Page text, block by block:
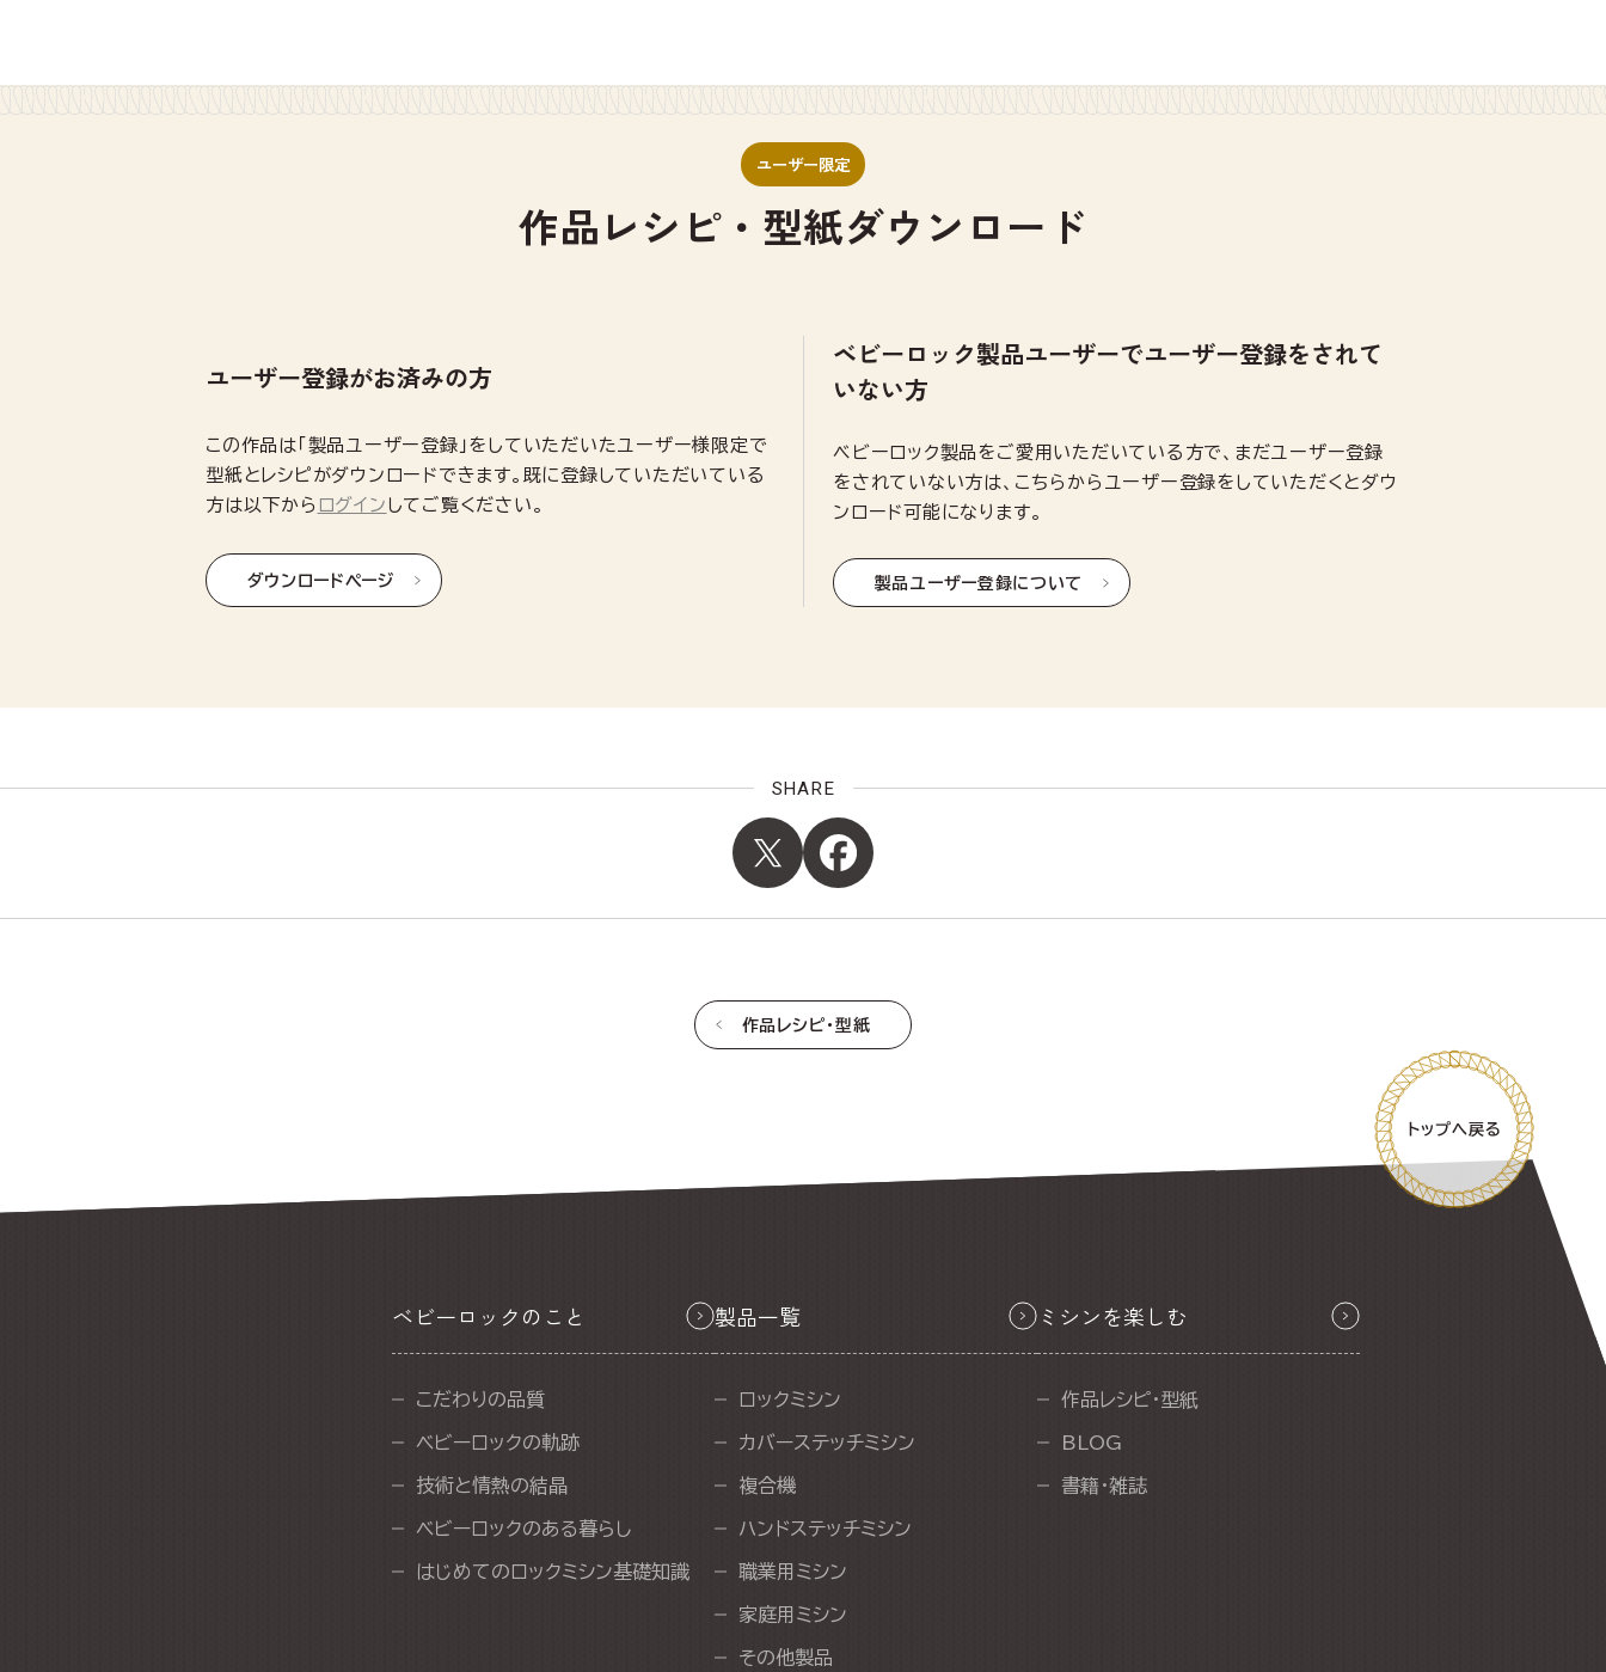
ユーザー限定
作品レシピ・ 型紙ダウンロード
ユーザー登録がお済みの方
この作品は「製品ユーザー登録」をしていただいたユーザー様限定で
型紙とレシピがダウンロードできます。既に登録していただいている
方は以下から ログイン してご覧ください。
ダウンロードページ
ベビーロック製品ユーザーでユーザー登録をされて
いない方
ベビーロック製品をご愛用いただいている方で、まだユーザー登録
をされていない方は、こちらからユーザー登録をしていただくとダウ
ンロード可能になります。
製品ユーザー登録について
SHARE
作品レシピ・型紙
ベビーロックのこと
こだわりの品質
ベビーロックの軌跡
技術と情熱の結晶
ベビーロックのある暮らし
はじめてのロックミシン基礎知識
製品一覧
ロックミシン
カバーステッチミシン
複合機
ハンドステッチミシン
職業用ミシン
家庭用ミシン
その他製品
ミシンを楽しむ
作品レシピ・型紙
BLOG
書籍・雑誌